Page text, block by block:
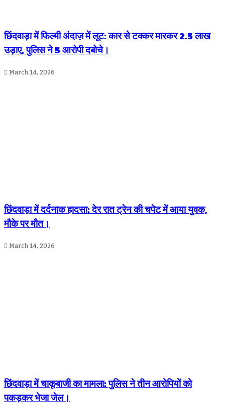
छिंदवाड़ा में फिल्मी अंदाज़ में लूट: कार से टक्कर मारकर 2.5 लाख
उड़ाए, पुलिस ने 5 आरोपी दबोचे।
March 14, 2026
छिंदवाड़ा में दर्दनाक हादसा: देर रात ट्रेन की चपेट में आया युवक,
मौके पर मौत।
March 14, 2026
छिंदवाड़ा में चाकूबाजी का मामला: पुलिस ने तीन आरोपियों को
पकड़कर भेजा जेल।